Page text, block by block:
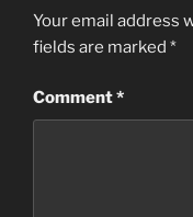
Your email address
fields are marked *
Comment*